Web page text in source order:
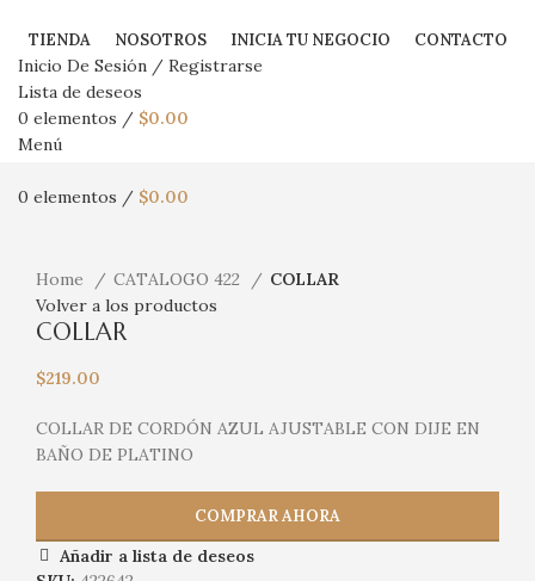
TIENDA NOSOTROS INICIA TU NEGOCIO CONTACTO
Inicio De Sesión / Registrarse
Lista de deseos
0 elementos / $0.00
Menú
0 elementos / $0.00
Home
CATALOGO 422
COLLAR
Volver a los productos
COLLAR
$219.00
COLLAR DE CORDÓN AZUL AJUSTABLE CON DIJE EN
BAÑO DE PLATINO
COMPRAR AHORA
Añadir a lista de deseos